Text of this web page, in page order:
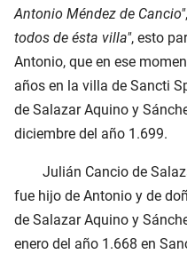
Antonio Méndez de Cancio"
todos de ésta villa", esto
Antonio, que en ese
años en la villa de Sancti
de Salazar Aquino y
diciembre del año 1.699.
Julián Cancio de
fue hijo de Antonio y de
de Salazar Aquino y
enero del año 1.668 en